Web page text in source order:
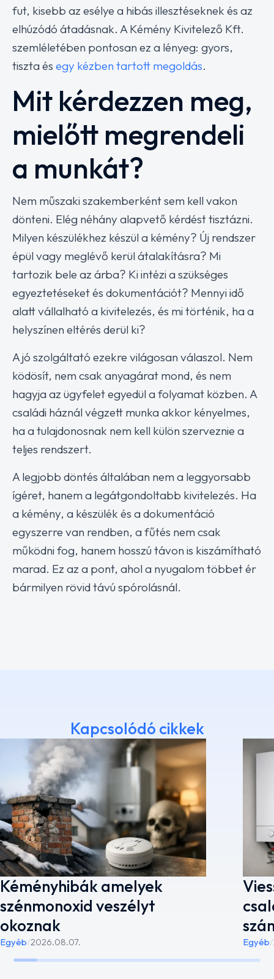
fut, kisebb az esélye a hibás illesztéseknek és az
elhúzódó átadásnak. A Kémény Kivitelező Kft.
szemléletében pontosan ez a lényeg: gyors,
tiszta és egy kézben tartott megoldás.
Mit kérdezzen meg,
mielőtt megrendeli
a munkát?
Nem műszaki szakemberként sem kell vakon
dönteni. Elég néhány alapvető kérdést tisztázni.
Milyen készülékhez készül a kémény? Új rendszer
épül vagy meglévő kerül átalakításra? Mi
tartozik bele az árba? Ki intézi a szükséges
egyeztetéseket és dokumentációt? Mennyi idő
alatt vállalható a kivitelezés, és mi történik, ha a
helyszínen eltérés derül ki?
A jó szolgáltató ezekre világosan válaszol. Nem
ködösít, nem csak anyagárat mond, és nem
hagyja az ügyfelet egyedül a folyamat közben. A
családi háznál végzett munka akkor kényelmes,
ha a tulajdonosnak nem kell külön szerveznie a
teljes rendszert.
A legjobb döntés általában nem a leggyorsabb
ígéret, hanem a legátgondoltabb kivitelezés. Ha
a kémény, a készülék és a dokumentáció
egyszerre van rendben, a fűtés nem csak
működni fog, hanem hosszú távon is kiszámítható
marad. Ez az a pont, ahol a nyugalom többet ér
bármilyen rövid távú spórolásnál.
Kapcsolódó cikkek
Kéményhibák amelyek
szénmonoxid veszélyt
okoznak
Egyéb/2026.08.07. Egyéb/